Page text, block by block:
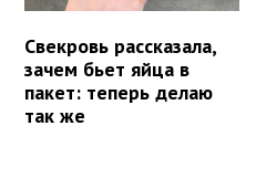
Свекровь рассказала,
зачем бьет яйца в
пакет: теперь делаю
так же